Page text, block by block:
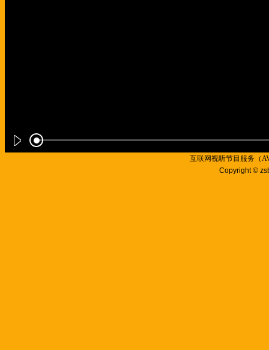
互联网视听节目服务（
Copyright ©